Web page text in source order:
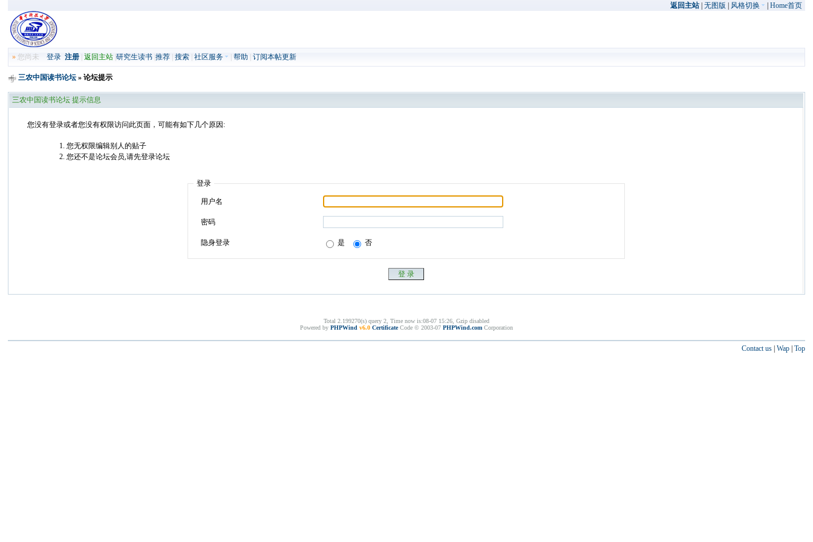
返回主站| 无图版 风格切换 Home首页
» 您尚未登录 注册 |返回主站 |研究生读书 |推荐 |搜索 |社区服务 |帮助 |订阅本帖更新
三农中国读书论坛 » 论坛提示
三农中国读书论坛 提示信息
您没有登录或者您没有权限访问此页面，可能有如下几个原因:
您无权限编辑别人的贴子
您还不是论坛会员,请先登录论坛
登录
用户名
密码
隐身登录 是 否
Total 2.199270(s) query 2, Time now is:08-07 15:26, Gzip disabled
Powered by PHPWind v6.0 CertificateCode © 2003-07 PHPWind.com Corporation
Contact us| Wap| Top